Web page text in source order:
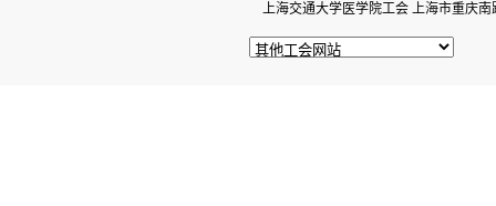
上海交通大学医学院工会 上海市重庆